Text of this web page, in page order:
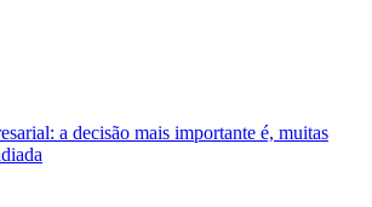
a decisão mais importante é, muitas